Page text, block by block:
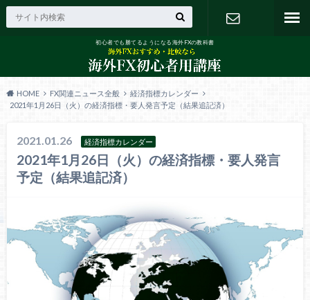
初心者でも勝てるようになる海外FXの教科書
HOME FX関連ニュース全般
経済指標カレンダー
2021年1月26日（火）の経済指標・要人発言予定（結果追記済）
2021.01.26 経済指標カレンダー
2021年1月26日（火）の経済指標・要人発言
予定（結果追記済）